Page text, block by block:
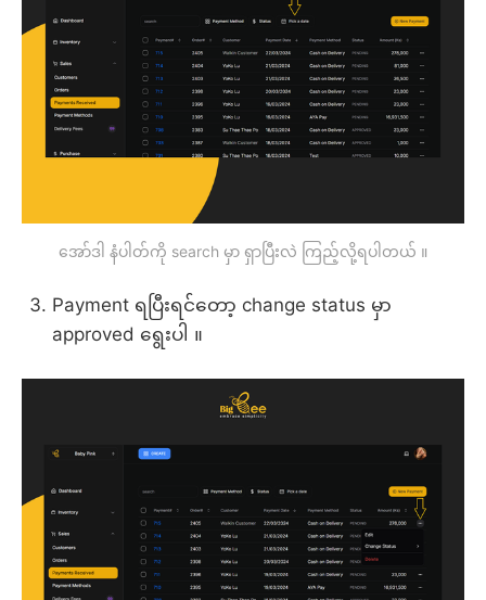
အော်ဒါ နံပါတ်ကို search မှာ ရှာပြီးလဲ ကြည့်လို့ရပါတယ် ။
Payment ရပြီးရင်တော့ change status မှာ
approved ရွေးပါ ။